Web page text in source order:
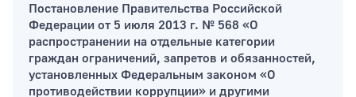
Постановление Правительства Российской
Федерации от 5 июля 2013 г. № 568 «О
распространении на отдельные категории
граждан ограничений, запретов и обязанностей,
установленных Федеральным законом «О
противодействии коррупции» и другими